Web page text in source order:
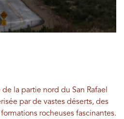
la partie nord du San Rafael
par de vastes déserts, des
rocheuses fascinantes.